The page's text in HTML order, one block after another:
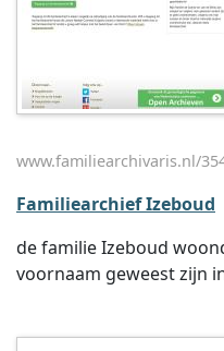
www.familiearchivaris.nl/
Familiearchief Izeboud
de familie Izeboud
voornaam geweest zijn